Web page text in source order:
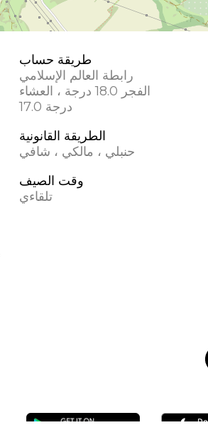
طريقة حساب
رابطة العالم الإسلامي
الفجر 18.0 درجة ، العشاء
17.0 درجة
الطريقة القانونية
حنبلي ، مالكي ، شافي
وقت الصيف
تلقاءي